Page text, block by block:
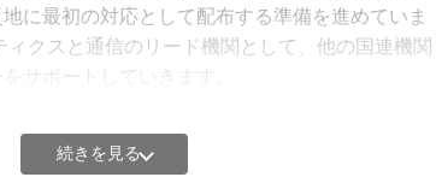
に最初の対応として配布する準備を進めていま
クスと通信のリード機関として、他の国連機関
サポートしていきます。
に現時点でWFPが必要とする総支援金額は約
続きを見る